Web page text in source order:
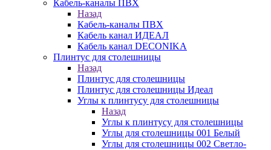
Кабель-каналы ПВХ
Назад
Кабель-каналы ПВХ
Кабель канал ИДЕАЛ
Кабель канал DECONIKA
Плинтус для столешницы
Назад
Плинтус для столешницы
Плинтус для столешницы Идеал
Углы к плинтусу для столешницы
Назад
Углы к плинтусу для столешницы
Углы для столешницы 001 Белый
Углы для столешницы 002 Светло-